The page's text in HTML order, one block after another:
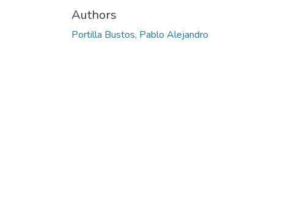
Authors
Portilla Bustos, Pablo Alejandro